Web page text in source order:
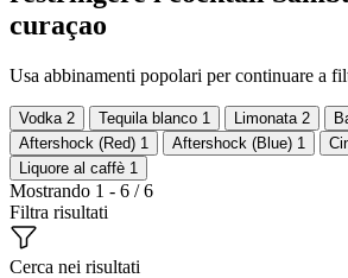
curaçao
Usa abbinamenti popolari per continuare a
Vodka 2 Tequila blanco 1 Limonata 2
Aftershock (Red) 1 Aftershock (Blue) 1
Liquore al caffè 1
Mostrando 1 - 6 / 6
Filtra risultati
Cerca nei risultati